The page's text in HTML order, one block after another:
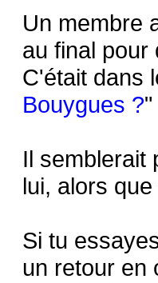
Un membre
au final pour
C'était dans
Bouygues ?"
Il semblerait
lui, alors
Si tu
un retour en